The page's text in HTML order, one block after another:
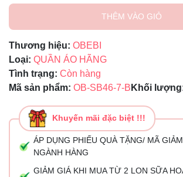
THÊM VÀO GIỎ
Thương hiệu: OBEBI
Loại: QUẦN ÁO HÃNG
Tình trạng: Còn hàng
Mã sản phẩm: OB-SB46-7-B Khối
Khuyến mãi đặc biệt !!!
ÁP DỤNG PHIẾU QUÀ TẶNG/ MÃ
NGÀNH HÀNG
GIẢM GIÁ KHI MUA TỪ 2 LON SỮA